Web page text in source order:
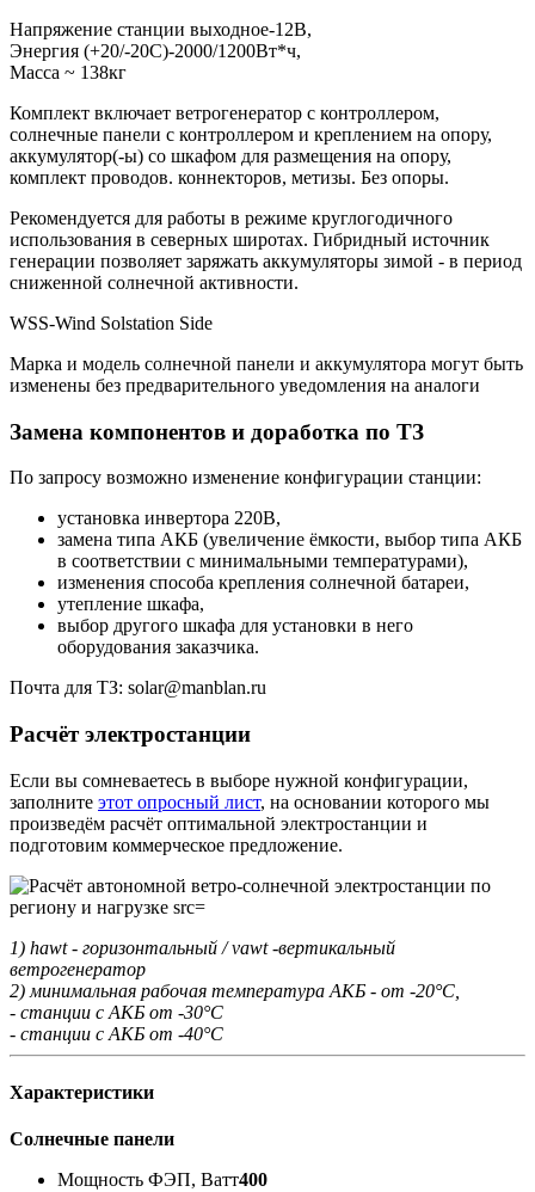
Напряжение станции выходное-12В,
Энергия (+20/-20С)-2000/1200Вт*ч,
Масcа ~ 138кг
Комплект включает ветрогенератор с контроллером,
солнечные панели с контроллером и креплением на опору,
аккумулятор(-ы) со шкафом для размещения на опору,
комплект проводов. коннекторов, метизы. Без опоры.
Рекомендуется для работы в режиме круглогодичного
использования в северных широтах. Гибридный источник
генерации позволяет заряжать аккумуляторы зимой - в период
сниженной солнечной активности.
WSS-Wind Solstation Side
Марка и модель солнечной панели и аккумулятора могут быть
изменены без предварительного уведомления на аналоги
Замена компонентов и доработка по ТЗ
По запросу возможно изменение конфигурации станции:
установка инвертора 220В,
замена типа АКБ (увеличение ёмкости, выбор типа АКБ
в соответствии с минимальными температурами),
изменения способа крепления солнечной батареи,
утепление шкафа,
выбор другого шкафа для установки в него
оборудования заказчика.
Почта для ТЗ: solar@manblan.ru
Расчёт электростанции
Если вы сомневаетесь в выборе нужной конфигурации,
заполните этот опросный лист, на основании которого мы
произведём расчёт оптимальной электростанции и
подготовим коммерческое предложение.
1) hawt - горизонтальный / vawt -вертикальный
ветрогенератор
2) минимальная рабочая температура АКБ - от -20°С,
- станции с АКБ от -30°С
- станции с АКБ от -40°С
Характеристики
Солнечные панели
Мощность ФЭП, Ватт400